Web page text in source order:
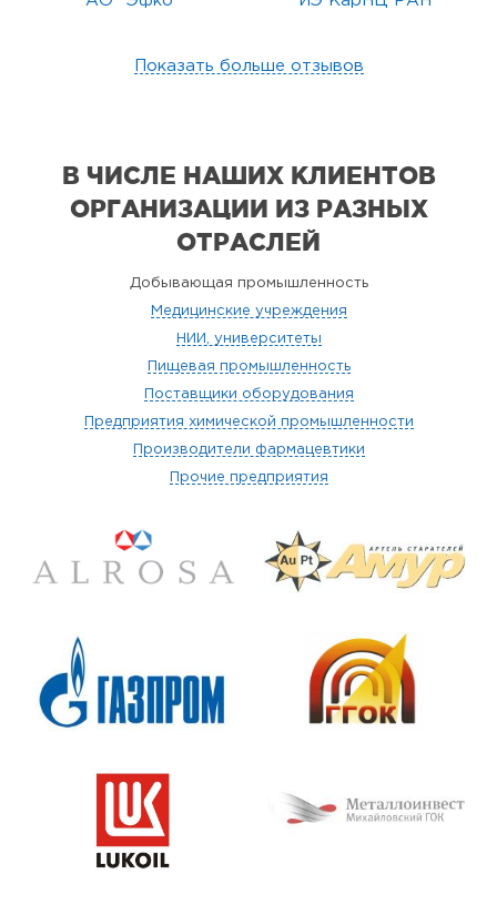
Показать больше отзывов
В ЧИСЛЕ НАШИХ КЛИЕНТОВ
ОРГАНИЗАЦИИ ИЗ РАЗНЫХ
ОТРАСЛЕЙ
Добывающая промышленность
Медицинские учреждения
НИИ, университеты
Пищевая промышленность
Поставщики оборудования
Предприятия химической промышленности
Производители фармацевтики
Прочие предприятия